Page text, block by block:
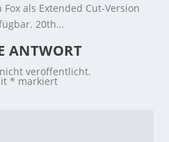
Fox als Extended Cut-Version
20th…
ANTWORT
veröffentlicht.
* markiert